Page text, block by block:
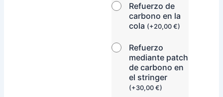
Refuerzo de
carbono en la
cola (+20,00€)
Refuerzo
mediante patch
de carbono en
el stringer
(+30,00€)